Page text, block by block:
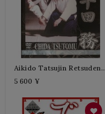
Aikido Tatsujin Retsuden-
CHIDA Tsutome
5 600 ¥